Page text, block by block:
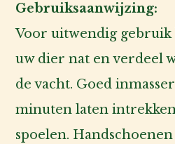
Gebruiksaanwijzing:
Voor uitwendig
uw dier nat en verdeel
de vacht. Goed
minuten laten
spoelen.